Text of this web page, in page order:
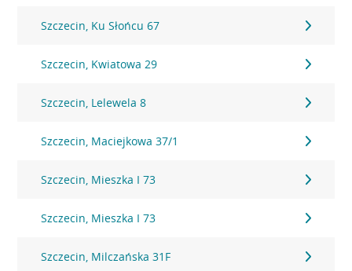
Szczecin, Ku Słońcu 67
Szczecin, Kwiatowa 29
Szczecin, Lelewela 8
Szczecin, Maciejkowa 37/1
Szczecin, Mieszka I 73
Szczecin, Mieszka I 73
Szczecin, Milczańska 31F